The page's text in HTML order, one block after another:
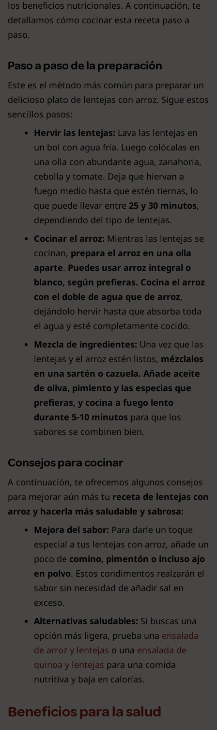
los beneficios nutricionales. A continuación, te
detallamos cómo cocinar esta receta paso a
paso.
Paso a paso de la preparación
Este es el método más común para preparar un
delicioso plato de lentejas con arroz. Sigue estos
sencillos pasos:
Hervir las lentejas: Lava las lentejas en
un bol con agua fría. Luego colócalas en
una olla con abundante agua, zanahoria,
cebolla y tomate. Deja que hiervan a
fuego medio hasta que estén tiernas, lo
que puede llevar entre 25 y 30 minutos,
dependiendo del tipo de lentejas.
Cocinar el arroz: Mientras las lentejas se
cocinan, prepara el arroz en una olla
aparte. Puedes usar arroz integral o
blanco, según prefieras. Cocina el arroz
con el doble de agua que de arroz,
dejándolo hervir hasta que absorba toda
el agua y esté completamente cocido.
Mezcla de ingredientes: Una vez que las
lentejas y el arroz estén listos, mézclalos
en una sartén o cazuela. Añade aceite
de oliva, pimiento y las especias que
prefieras, y cocina a fuego lento
durante 5-10 minutos para que los
sabores se combinen bien.
Consejos para cocinar
A continuación, te ofrecemos algunos consejos
para mejorar aún más tu receta de lentejas con
arroz y hacerla más saludable y sabrosa:
Mejora del sabor: Para darle un toque
especial a tus lentejas con arroz, añade un
poco de comino, pimentón o incluso ajo
en polvo. Estos condimentos realzarán el
sabor sin necesidad de añadir sal en
exceso.
Alternativas saludables: Si buscas una
opción más ligera, prueba una ensalada
de arroz y lentejas o una ensalada de
quinoa y lentejas para una comida
nutritiva y baja en calorías.
Beneficios para la salud